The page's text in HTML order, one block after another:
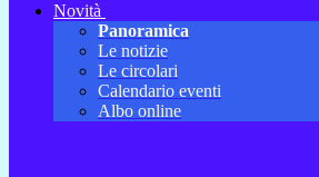
Novità
Panoramica
Le notizie
Le circolari
Calendario eventi
Albo online